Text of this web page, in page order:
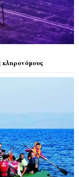
κληρονόμους